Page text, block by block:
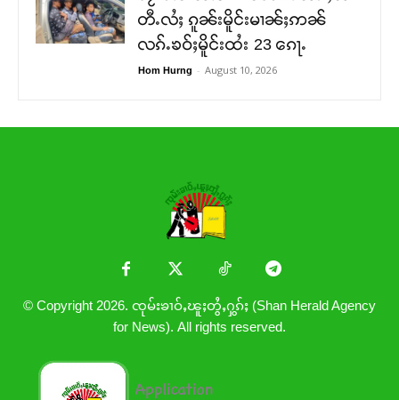
တီႉလႆႈ ၵူၼ်းမိူင်းမၢၼ်ႈဢၼ်
လၵ်ႉၶဝ်ႈမိူင်းထႆး 23 ၵေႃႉ
Hom Hurng - August 10, 2026
© Copyright 2026. ၸုမ်းၶၢဝ်ႇၽူႈတွႆႇႁွၵ်ႈ (Shan Herald Agency
for News). All rights reserved.